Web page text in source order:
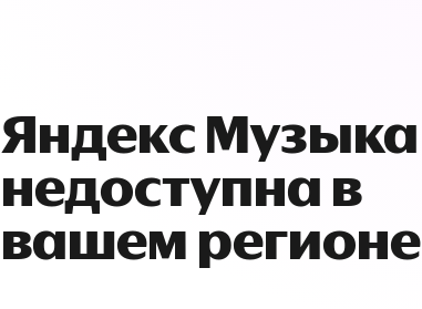
Яндекс Музыка
недоступна в
вашем регионе